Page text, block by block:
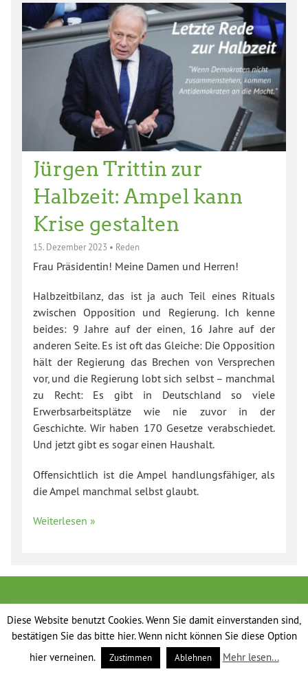
Jürgen Trittin zur
Halbzeit: Ampel kann
Krise gestalten
15. Dezember 2023 • Reden
Frau Präsidentin! Meine Damen und Herren!
Halbzeitbilanz, das ist ja auch Teil eines Rituals
zwischen Opposition und Regierung. Ich kenne
beides: 9 Jahre auf der einen, 16 Jahre auf der
anderen Seite. Es ist oft das Gleiche: Die Opposition
hält der Regierung das Brechen von Versprechen
vor, und die Regierung lobt sich selbst – manchmal
zu Recht: Es gibt in Deutschland so viele
Erwerbsarbeitsplätze wie nie zuvor in der
Geschichte. Wir haben 170 Gesetze verabschiedet.
Und jetzt gibt es sogar einen Haushalt.
Offensichtlich ist die Ampel handlungsfähiger, als
die Ampel manchmal selbst glaubt.
Weiterlesen »
Diese Website benutzt Cookies. Wenn Sie damit einverstanden sind,
bestätigen Sie das bitte hier. Wenn nicht können Sie diese Option
hier verneinen.
Zustimmen Ablehnen Mehr lesen...